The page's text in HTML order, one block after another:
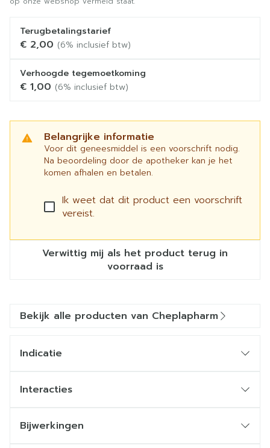
Terugbetalingstarief
€ 2,00 (6% inclusief btw)
Verhoogde tegemoetkoming
€ 1,00 (6% inclusief btw)
Belangrijke informatie
Voor dit geneesmiddel is een voorschrift nodig.
Na beoordeling door de apotheker kan je het
komen afhalen en betalen.
Ik weet dat dit product een voorschrift
vereist.
Verwittig mij als het product terug in
voorraad is
Bekijk alle producten van Cheplapharm
Indicatie
Interacties
Bijwerkingen